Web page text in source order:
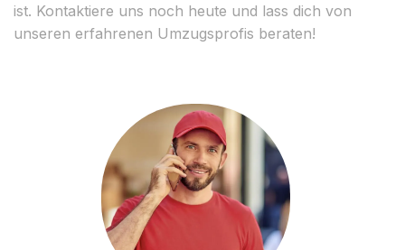
ist. Kontaktiere uns noch heute und lass dich von
unseren erfahrenen Umzugsprofis beraten!